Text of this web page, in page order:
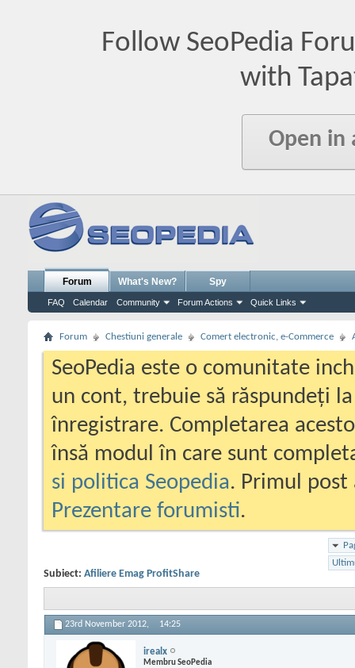
Follow SeoPedia
with
Open in
Forum
FAQ Calendar Community Forum Actions Quick Links
What's New? Spy
Forum Chestiuni generale Comert electronic, e-Commerce
SeoPedia este o comunitate
un cont, trebuie să răspundeți
înregistrare. Completarea
însă modul în care sunt
si politica Seopedia. Primul
Prezentare forumisti.
Subiect: Afiliere Emag ProfitShare
23rd November 2012, 14:25
irealx
Membru SeoPedia